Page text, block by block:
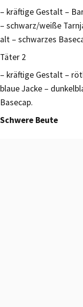
– kräftige Gestalt –
– schwarz/weiße
alt – schwarzes
Täter 2
– kräftige Gestalt –
blaue Jacke –
Basecap.
Schwere Beute